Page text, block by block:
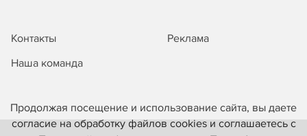
Продолжая посещение и использование сайта, вы даете
согласие на обработку файлов cookies и соглашаетесь с
Контакты
Реклама
Наша команда